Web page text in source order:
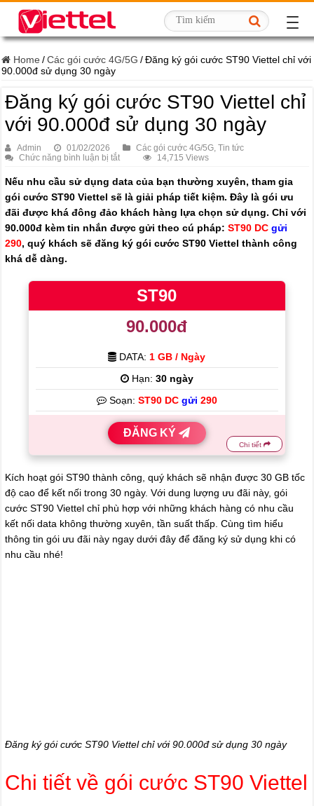
Home / Các gói cước 4G/5G / Đăng ký gói cước ST90 Viettel chỉ với
90.000đ sử dụng 30 ngày
Đăng ký gói cước ST90 Viettel chỉ
với 90.000đ sử dụng 30 ngày
Admin 01/02/2026 Các gói cước 4G/5G,Tin tức
Chức năng bình luận bị tắtở
ký
gói
cước
ST90
Viettel
chỉ
với
90.000đ
14,715 Views
Nếu nhu cầu sử dụng data của bạn thường xuyên, tham gia
gói cước ST90 Viettel sẽ là giải pháp tiết kiệm. Đây là gói ưu
đãi được khá đông đảo khách hàng lựa chọn sử dụng. Chỉ với
90.000đ kèm tin nhắn được gửi theo cú pháp:ST90 DCgửi
290, quý khách sẽ đăng ký gói cước ST90 Viettel thành công
khá dễ dàng.
ST90
90.000đ
DATA: 1 GB / Ngày
Hạn: 30 ngày
Soạn: ST90 DC gửi 290
ĐĂNG KÝ
Chi tiết
Kích hoạt gói ST90 thành công, quý khách sẽ nhận được 30 GB tốc
độ cao để kết nối trong 30 ngày. Với dung lượng ưu đãi này, gói
cước ST90 Viettel chỉ phù hợp với những khách hàng có nhu cầu
kết nối data không thường xuyên, tần suất thấp. Cùng tìm hiểu
thông tin gói ưu đãi này ngay dưới đây để đăng ký sử dụng khi có
nhu cầu nhé!
Đăng ký gói cước ST90 Viettel chỉ với 90.000đ sử dụng 30 ngày
Chi tiết về gói cước ST90 Viettel